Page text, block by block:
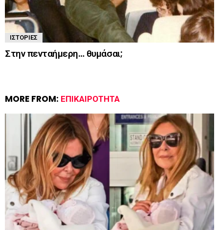
ΙΣΤΟΡΊΕΣ
Στην πενταήμερη… θυμάσαι;
MORE FROM: ΕΠΙΚΑΙΡΌΤΗΤΑ